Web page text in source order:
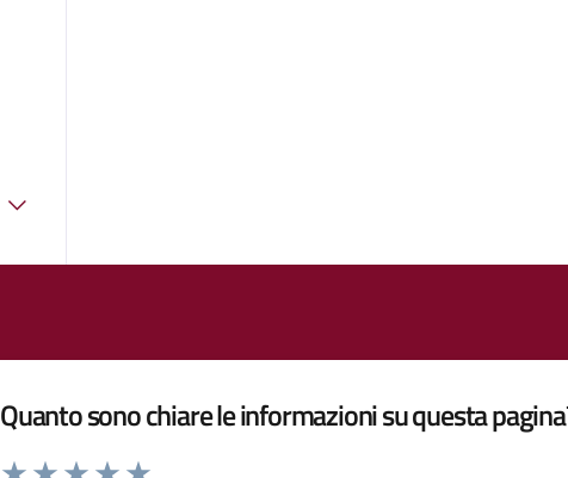
Quanto sono chiare le informazioni su questa
Valuta da 1 a 5 stelle la pagina